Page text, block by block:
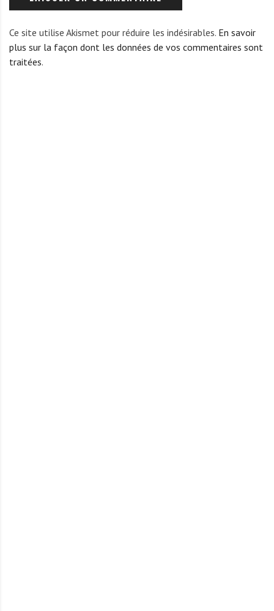
Ce site utilise Akismet pour réduire les indésirables. En savoir
plus sur la façon dont les données de vos commentaires sont
traitées.